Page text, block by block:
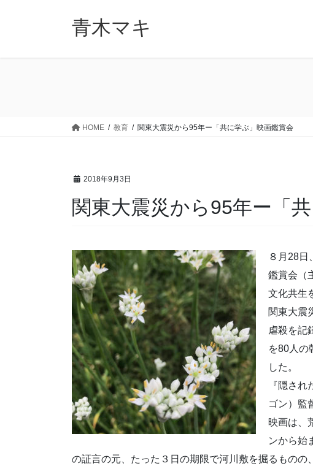
青木マキ
HOME 教育 関東大震災から95年ー「共に学ぶ」映画鑑賞会
2018年9月3日
関東大震災から95年ー「
８月28日
鑑賞会（
文化共生
関東大震
虐殺を記
を80人の
した。
『隠さ
ゴン）監
映画は、
ンから始
の証言の元、たった３日の期限で河川敷を掘るものの